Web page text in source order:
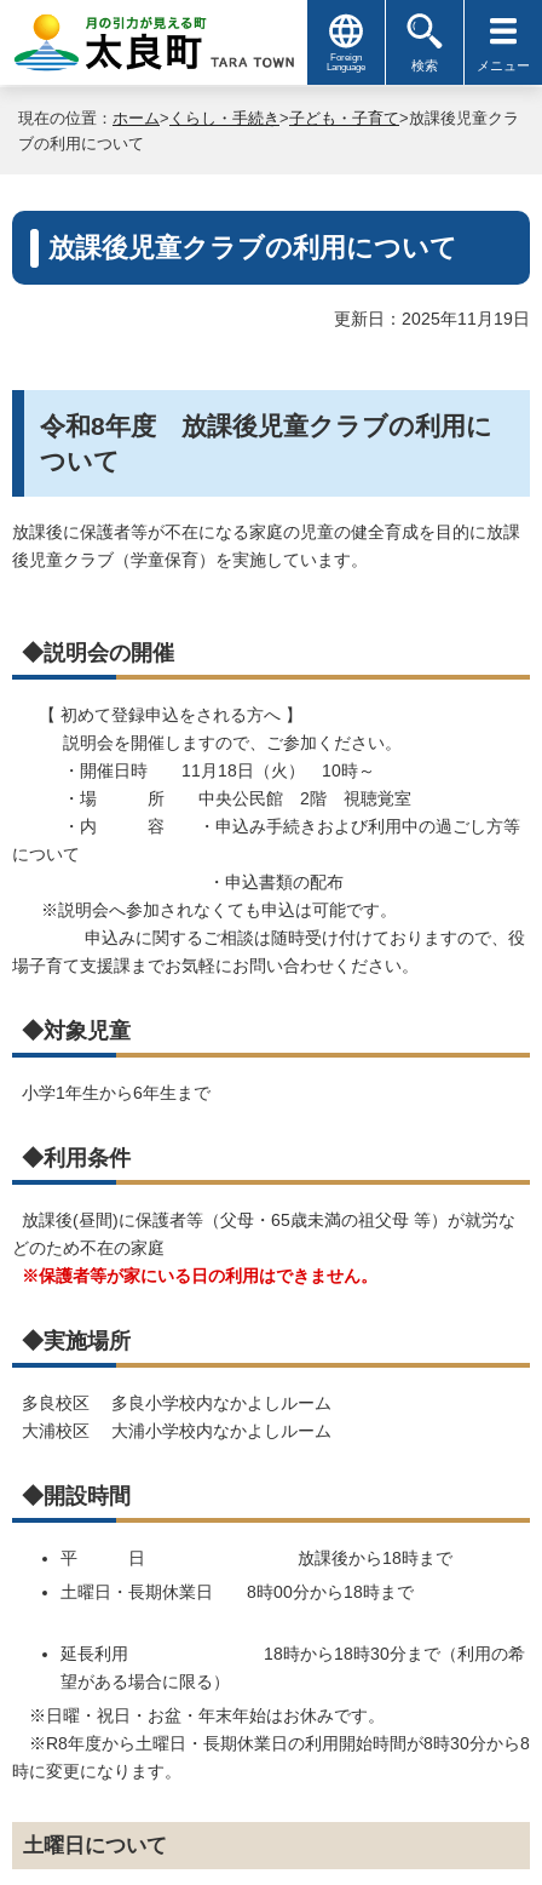
Foreign
Language
検索 メニュー
現在の位置： ホーム> くらし・手続き >子ども・子育て>放課後児童クラ
ブの利用について
放課後児童クラブの利用について
更新日：2025年11月19日
令和8年度 放課後児童クラブの利用に
ついて
放課後に保護者等が不在になる家庭の児童の健全育成を目的に放課
後児童クラブ（学童保育）を実施しています。
◆説明会の開催
【 初めて登録申込をされる方へ 】
説明会を開催しますので、ご参加ください。
・開催日時 11月18日（火） 10時～
・場 所 中央公民館 2階 視聴覚室
・内 容 ・申込み手続きおよび利用中の過ごし方等
について
・申込書類の配布
※説明会へ参加されなくても申込は可能です。
申込みに関するご相談は随時受け付けておりますので、役
場子育て支援課までお気軽にお問い合わせください。
◆対象児童
小学1年生から6年生まで
◆利用条件
放課後(昼間)に保護者等（父母・65歳未満の祖父母 等）が就労な
どのため不在の家庭
※保護者等が家にいる日の利用はできません。
◆実施場所
多良校区 多良小学校内なかよしルーム
大浦校区 大浦小学校内なかよしルーム
◆開設時間
平 日 放課後から18時まで
土曜日・長期休業日 8時00分から18時まで
延長利用 18時から18時30分まで（利用の希
望がある場合に限る）
※日曜・祝日・お盆・年末年始はお休みです。
※R8年度から土曜日・長期休業日の利用開始時間が8時30分から8
時に変更になります。
土曜日について